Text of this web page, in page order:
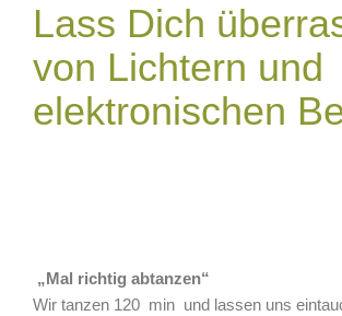
Lass Dich
von Lichtern und
elektronischen
„Mal richtig abtanzen“
Wir tanzen 120 min und lassen uns